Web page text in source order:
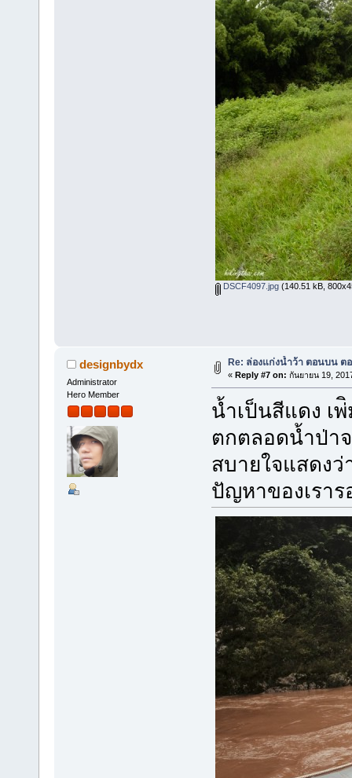
DSCF4097.jpg(140.51 kB,
designbydx
Administrator
Hero Member
Re: ล่องแก่งน้ำว้า ตอนบน ต
« Reply #7 on: กันยายน 19,
น้ำเป็นสีแดง เ
ตกตลอดน้ำป่า
สบายใจแสดง
ปัญหาของเรา